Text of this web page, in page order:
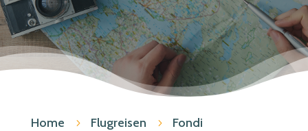
Home 5 Flugreisen 5 Fondi